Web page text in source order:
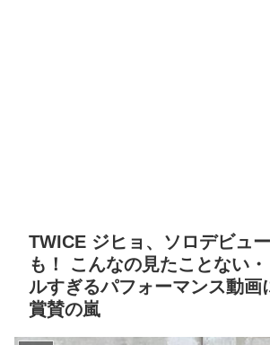
TWICE ジヒョ、ソロデビュ
も！ こんなの見たことない
ルすぎるパフォーマンス動画
賞賛の嵐